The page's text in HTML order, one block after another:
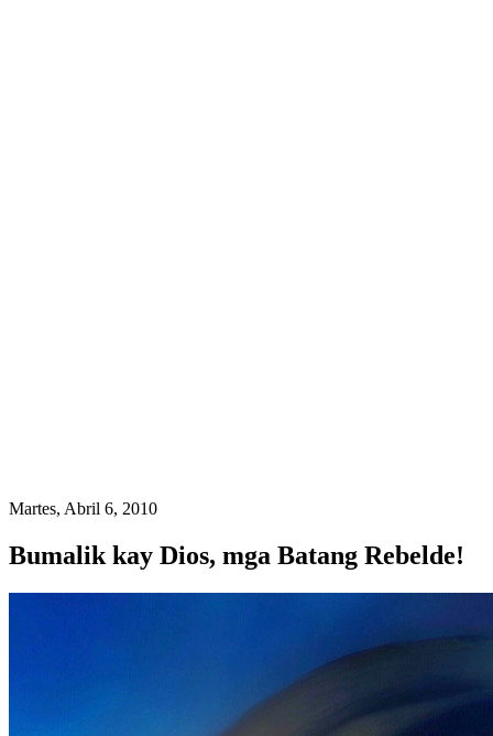
Martes, Abril 6, 2010
Bumalik kay Dios, mga Batang Rebelde!